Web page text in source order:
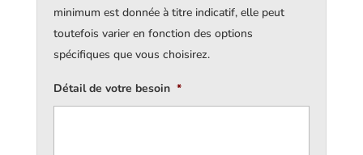
minimum est donnée à titre indicatif, elle peut
toutefois varier en fonction des options
spécifiques que vous choisirez.
Détail de votre besoin *